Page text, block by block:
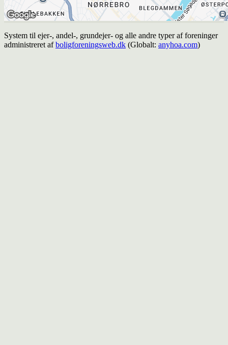
System til ejer-, andel-, grundejer- og alle andre typer af foreninger
administreret afboligforeningsweb.dk (Globalt: anyhoa.com)